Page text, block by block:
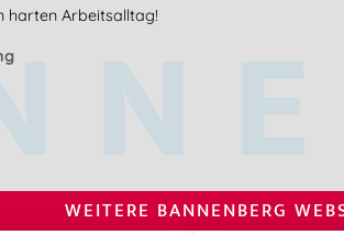
harten Arbeitsalltag!
WEITERE BANNENBERG